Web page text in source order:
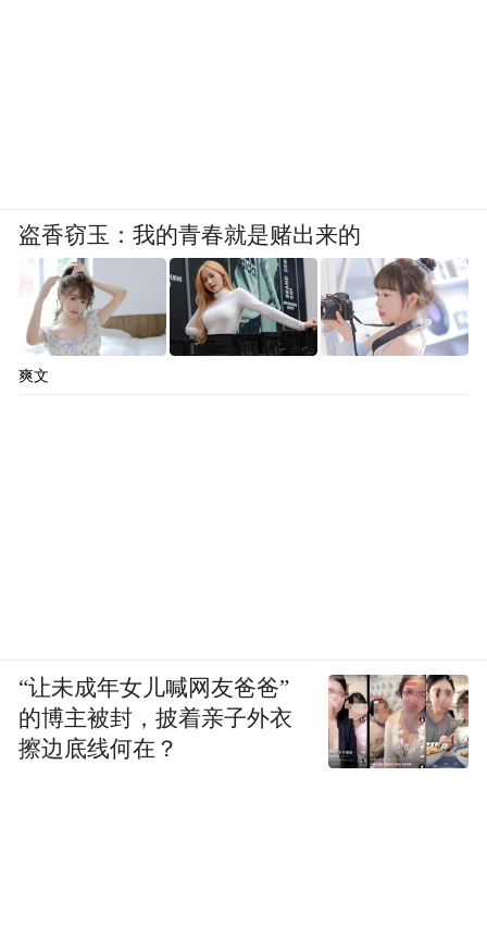
盗香窃玉：我的青春就是赌出来的
爽文
“让未成年女儿喊网友爸爸”
的博主被封，披着亲子外衣
擦边底线何在？